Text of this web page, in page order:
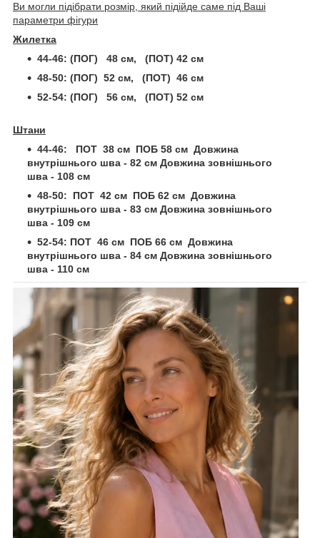
Ви могли підібрати розмір, який підійде саме під Ваші
параметри фігури
Жилетка
44-46: (ПОГ) 48 см, (ПОТ) 42 см
48-50: (ПОГ) 52 см, (ПОТ) 46 см
52-54: (ПОГ) 56 см, (ПОТ) 52 см
Штани
44-46: ПОТ 38 см ПОБ 58 см Довжина
внутрішнього шва - 82 см Довжина зовнішнього
шва - 108 см
48-50: ПОТ 42 см ПОБ 62 см Довжина
внутрішнього шва - 83 см Довжина зовнішнього
шва - 109 см
52-54: ПОТ 46 см ПОБ 66 см Довжина
внутрішнього шва - 84 см Довжина зовнішнього
шва - 110 см